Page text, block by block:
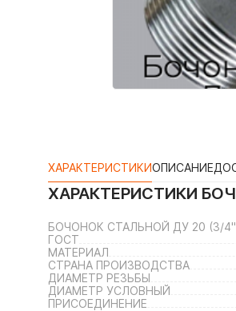
ХАРАКТЕРИСТИКИОПИСАНИЕ
ХАРАКТЕРИСТИКИ
БОЧОНОК СТАЛЬНОЙ ДУ 20 (3/
ГОСТ
МАТЕРИАЛ
СТРАНА ПРОИЗВОДСТВА
ДИАМЕТР РЕЗЬБЫ
ДИАМЕТР УСЛОВНЫЙ
ПРИСОЕДИНЕНИЕ